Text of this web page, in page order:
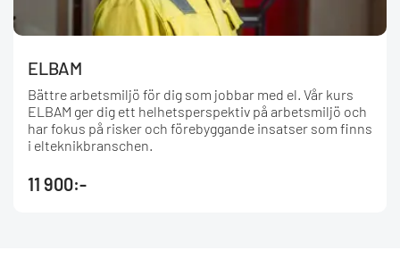
ELBAM
Bättre arbetsmiljö för dig som jobbar med el. Vår kurs
ELBAM ger dig ett helhetsperspektiv på arbetsmiljö och
har fokus på risker och förebyggande insatser som finns
i elteknikbranschen.
11 900:-